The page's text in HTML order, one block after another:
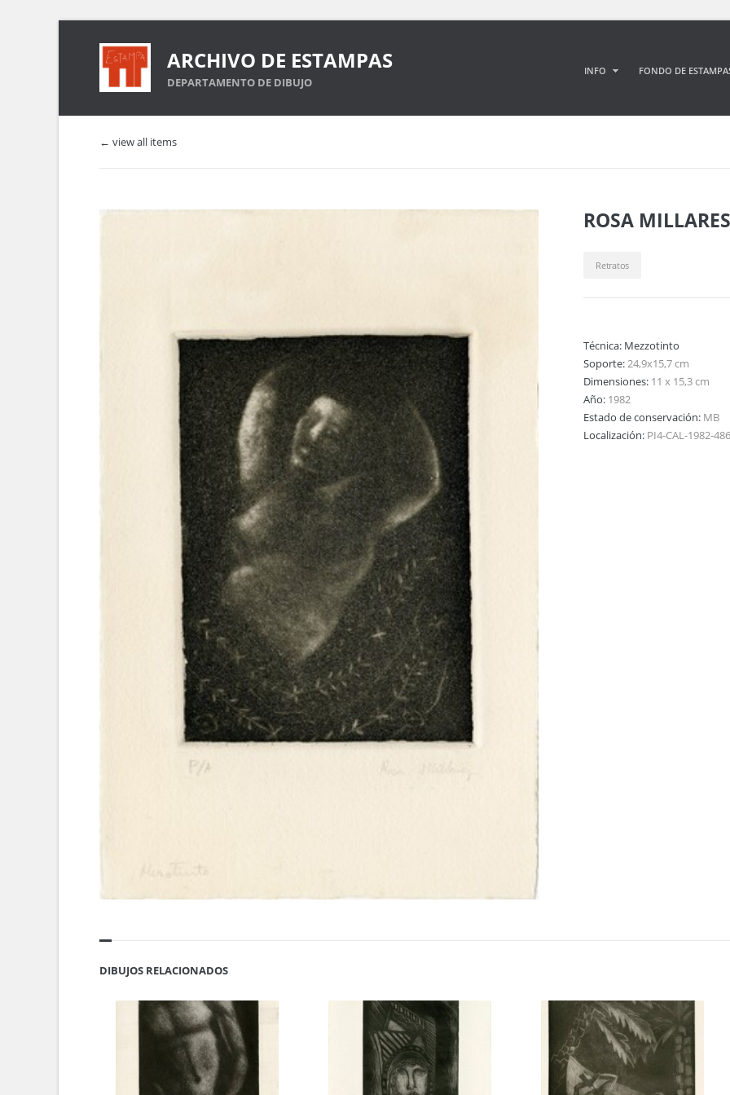
ARCHIVO DE ESTAMPAS
DEPARTAMENTO DE DIBUJO
INFO FONDO DE
← view all items
ROSA MILLARES
Retratos
Técnica: Mezzotinto
Soporte:24,9x15,7 cm
Dimensiones: 11 x 15,3 cm
Año: 1982
Estado de conservación: MB
Localización: PI4-CAL-1982-486
DIBUJOS RELACIONADOS